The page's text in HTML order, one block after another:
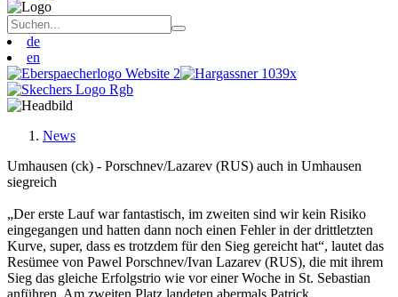
de
en
News
Umhausen (ck) - Porschnev/Lazarev (RUS) auch in Umhausen
siegreich
„Der erste Lauf war fantastisch, im zweiten sind wir kein Risiko
eingegangen und hatten dann noch einen Fehler in der drittletzten
Kurve, super, dass es trotzdem für den Sieg gereicht hat“, lautet das
Resümee von Pawel Porschnev/Ivan Lazarev (RUS), die mit ihrem
Sieg das gleiche Erfolgstrio wie vor einer Woche in St. Sebastian
anführen. Am zweiten Platz landeten abermals Patrick